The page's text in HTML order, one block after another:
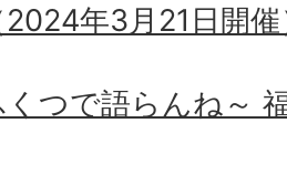
年3月21日開催
くつで語らんね～